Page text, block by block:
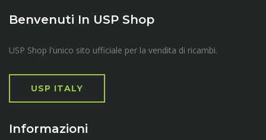
Benvenuti In USP Shop
USP Shop l'unico sito ufficiale per la vendita di ricambi.
USP ITALY
Informazioni